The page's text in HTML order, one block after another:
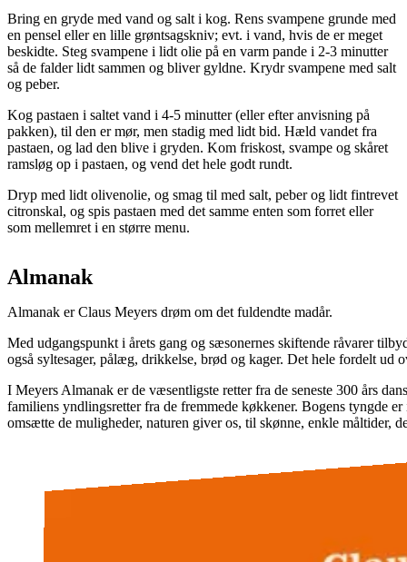
Bring en gryde med vand og salt i kog. Rens svampene grunde med
en pensel eller en lille grøntsagskniv; evt. i vand, hvis de er meget
beskidte. Steg svampene i lidt olie på en varm pande i 2-3 minutter
så de falder lidt sammen og bliver gyldne. Krydr svampene med salt
og peber.
Kog pastaen i saltet vand i 4-5 minutter (eller efter anvisning på
pakken), til den er mør, men stadig med lidt bid. Hæld vandet fra
pastaen, og lad den blive i gryden. Kom friskost, svampe og skåret
ramsløg op i pastaen, og vend det hele godt rundt.
Dryp med lidt olivenolie, og smag til med salt, peber og lidt fintrevet
citronskal, og spis pastaen med det samme enten som forret eller
som mellemret i en større menu.
Almanak
Almanak er Claus Meyers drøm om det fuldendte madår.
Med udgangspunkt i årets gang og sæsonernes skiftende råvarer
også syltesager, pålæg, drikkelse, brød og kager. Det hele fordelt ud
I Meyers Almanak er de væsentligste retter fra de seneste 300 års
familiens yndlingsretter fra de fremmede køkkener. Bogens tyngde
omsætte de muligheder, naturen giver os, til skønne, enkle måltider,